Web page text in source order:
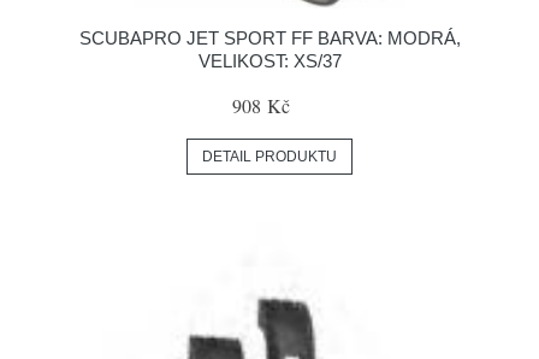
SCUBAPRO JET SPORT FF BARVA: MODRÁ,
VELIKOST: XS/37
908 Kč
DETAIL PRODUKTU